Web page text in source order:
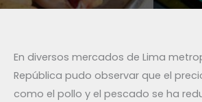
En diversos mercados de Lima
República pudo observar que el
como el pollo y el pescado se ha